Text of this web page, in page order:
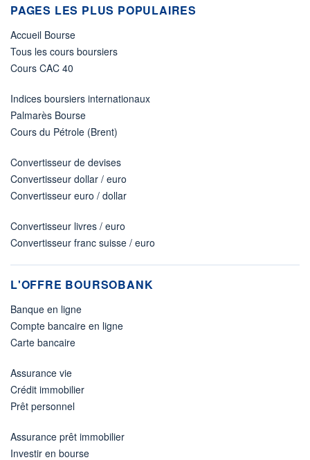
PAGES LES PLUS POPULAIRES
Accueil Bourse
Tous les cours boursiers
Cours CAC 40
Indices boursiers internationaux
Palmarès Bourse
Cours du Pétrole (Brent)
Convertisseur de devises
Convertisseur dollar / euro
Convertisseur euro / dollar
Convertisseur livres / euro
Convertisseur franc suisse / euro
L'OFFRE BOURSOBANK
Banque en ligne
Compte bancaire en ligne
Carte bancaire
Assurance vie
Crédit immobilier
Prêt personnel
Assurance prêt immobilier
Investir en bourse